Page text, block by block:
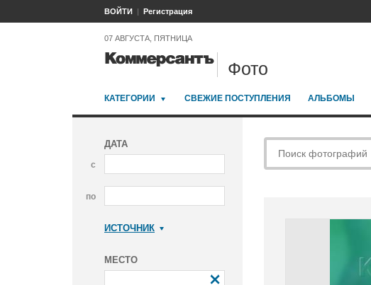
ВОЙТИ Регистрация
07 АВГУСТА, ПЯТНИЦА
Фото
КАТЕГОРИИ СВЕЖИЕ ПОСТУПЛЕНИЯ АЛЬБОМЫ
ДАТА
с
по
ИСТОЧНИК
МЕСТО